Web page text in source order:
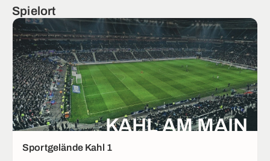
Spielort
KAHL AM MAIN
Sportgelände Kahl 1